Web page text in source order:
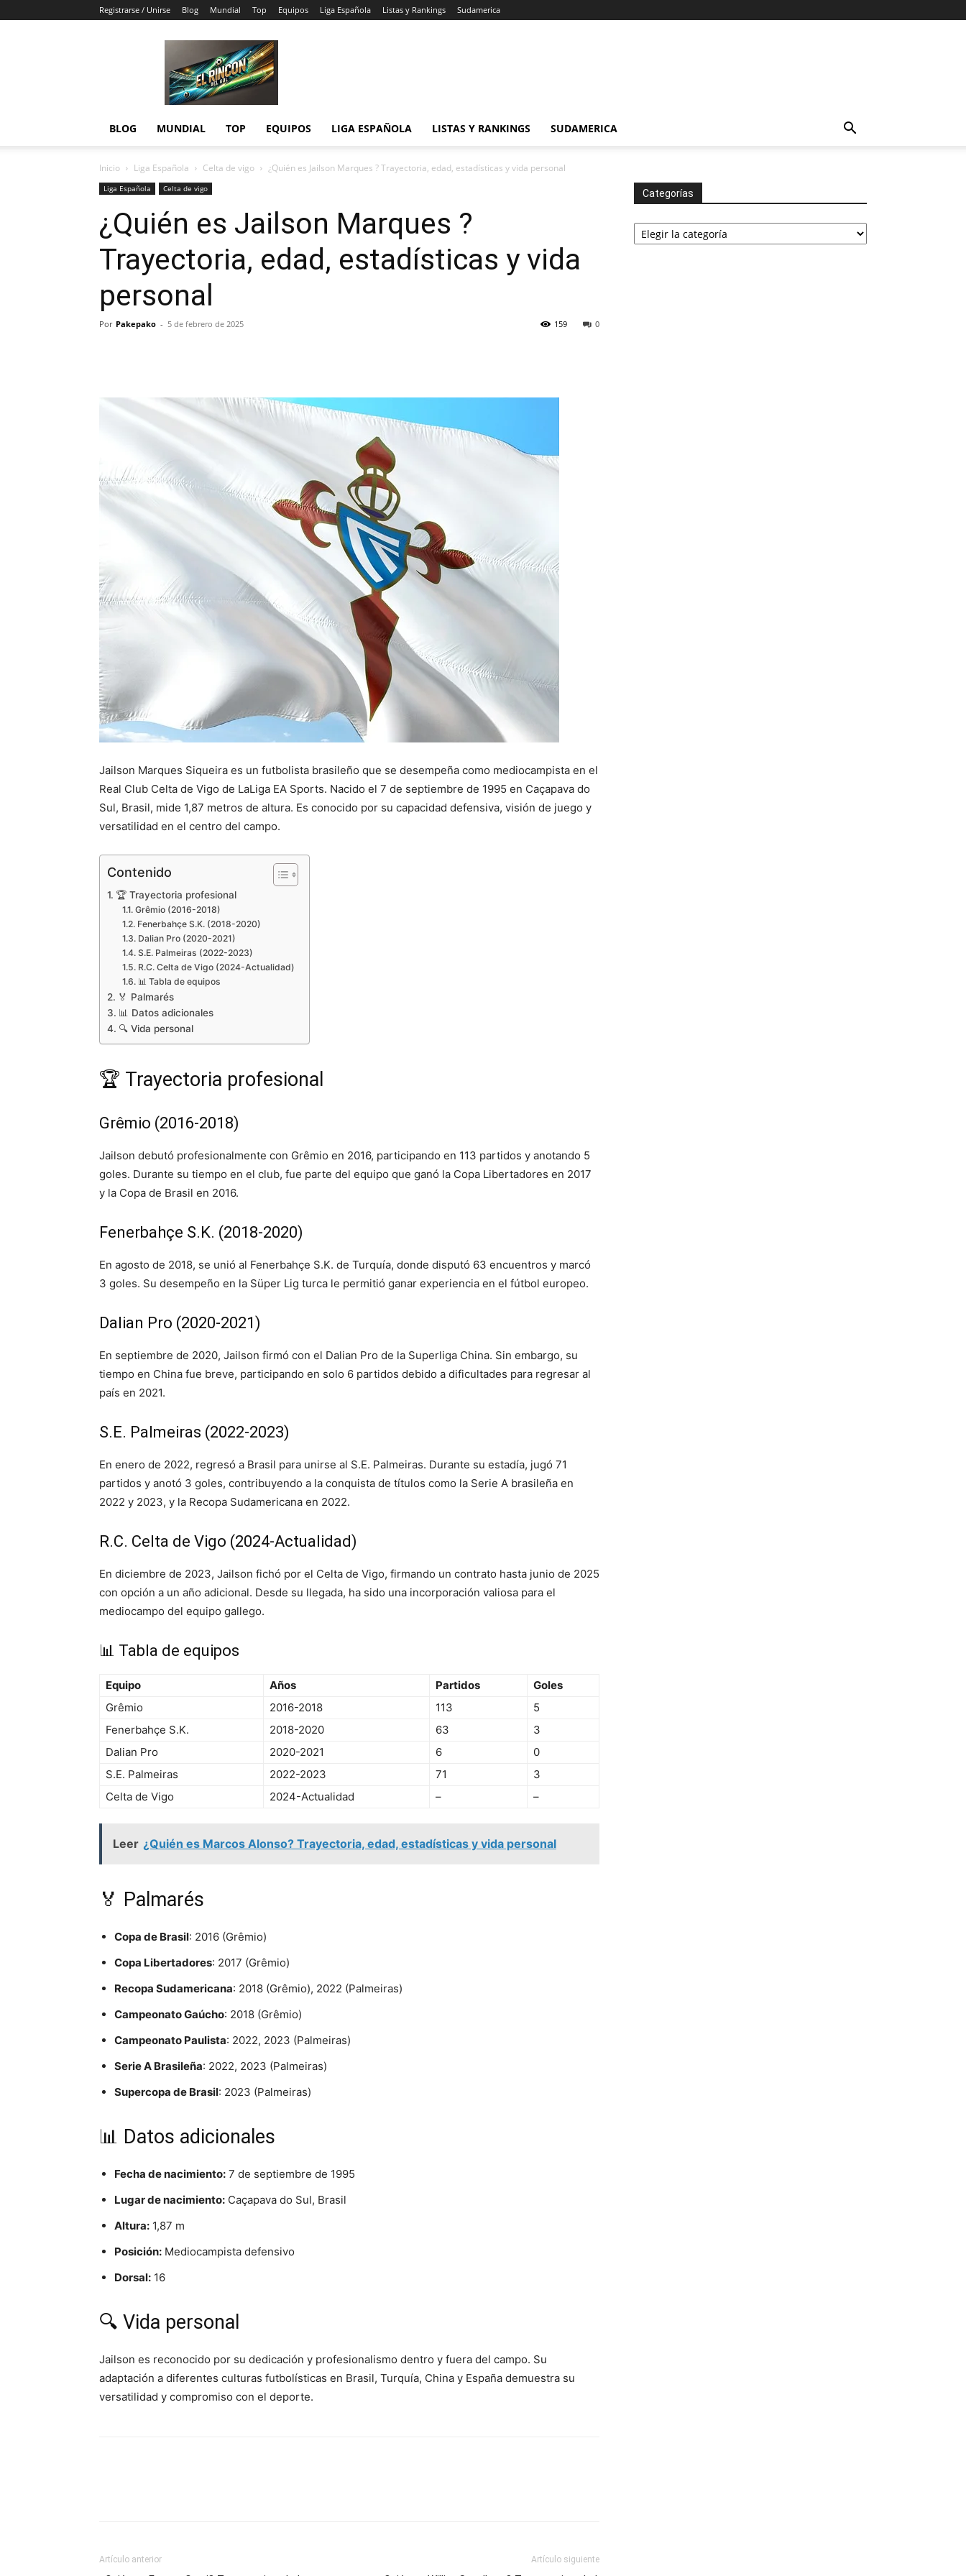
Registrarse / Unirse Blog Mundial Top Equipos Liga Española Listas y Rankings Sudamerica
Rincón
del
Gol
BLOG MUNDIAL TOP EQUIPOS LIGA ESPAÑOLA LISTAS Y RANKINGS SUDAMERICA
Inicio Liga Española Celta de vigo ¿Quién es Jailson Marques ? Trayectoria, edad, estadísticas y vida personal
Liga Española Celta de vigo
¿Quién es Jailson Marques ?
Trayectoria, edad, estadísticas y vida
personal
Por Pakepako - 5 de febrero de 2025 0
159
Jailson Marques Siqueira es un futbolista brasileño que se desempeña como mediocampista en el
Real Club Celta de Vigo de LaLiga EA Sports. Nacido el 7 de septiembre de 1995 en Caçapava do
Sul, Brasil, mide 1,87 metros de altura. Es conocido por su capacidad defensiva, visión de juego y
versatilidad en el centro del campo.
Contenido
🏆 Trayectoria profesional
Grêmio (2016-2018)
Fenerbahçe S.K. (2018-2020)
Dalian Pro (2020-2021)
S.E. Palmeiras (2022-2023)
R.C. Celta de Vigo (2024-Actualidad)
📊 Tabla de equipos
🏅 Palmarés
📊 Datos adicionales
🔍 Vida personal
🏆 Trayectoria profesional
Grêmio (2016-2018)
Jailson debutó profesionalmente con Grêmio en 2016, participando en 113 partidos y anotando 5
goles. Durante su tiempo en el club, fue parte del equipo que ganó la Copa Libertadores en 2017
y la Copa de Brasil en 2016.
Fenerbahçe S.K. (2018-2020)
En agosto de 2018, se unió al Fenerbahçe S.K. de Turquía, donde disputó 63 encuentros y marcó
3 goles. Su desempeño en la Süper Lig turca le permitió ganar experiencia en el fútbol europeo.
Dalian Pro (2020-2021)
En septiembre de 2020, Jailson firmó con el Dalian Pro de la Superliga China. Sin embargo, su
tiempo en China fue breve, participando en solo 6 partidos debido a dificultades para regresar al
país en 2021.
S.E. Palmeiras (2022-2023)
En enero de 2022, regresó a Brasil para unirse al S.E. Palmeiras. Durante su estadía, jugó 71
partidos y anotó 3 goles, contribuyendo a la conquista de títulos como la Serie A brasileña en
2022 y 2023, y la Recopa Sudamericana en 2022.
R.C. Celta de Vigo (2024-Actualidad)
En diciembre de 2023, Jailson fichó por el Celta de Vigo, firmando un contrato hasta junio de 2025
con opción a un año adicional. Desde su llegada, ha sido una incorporación valiosa para el
mediocampo del equipo gallego.
📊 Tabla de equipos
Equipo Años Partidos
Goles
Grêmio
2016-2018 113
5
Fenerbahçe S.K.
2018-2020 63
3
Dalian Pro
2020-2021 6
0
S.E. Palmeiras
2022-2023 71
3
Celta de Vigo
2024-Actualidad – –
Leer ¿Quién es Marcos Alonso? Trayectoria, edad, estadísticas y vida personal
🏅 Palmarés
Copa de Brasil: 2016 (Grêmio)
Copa Libertadores: 2017 (Grêmio)
Recopa Sudamericana: 2018 (Grêmio), 2022 (Palmeiras)
Campeonato Gaúcho: 2018 (Grêmio)
Campeonato Paulista: 2022, 2023 (Palmeiras)
Serie A Brasileña: 2022, 2023 (Palmeiras)
Supercopa de Brasil: 2023 (Palmeiras)
📊 Datos adicionales
Fecha de nacimiento: 7 de septiembre de 1995
Lugar de nacimiento: Caçapava do Sul, Brasil
Altura: 1,87 m
Posición: Mediocampista defensivo
Dorsal: 16
🔍 Vida personal
Jailson es reconocido por su dedicación y profesionalismo dentro y fuera del campo. Su
adaptación a diferentes culturas futbolísticas en Brasil, Turquía, China y España demuestra su
versatilidad y compromiso con el deporte.
Artículo anterior Artículo siguiente
Categorías
Categorías